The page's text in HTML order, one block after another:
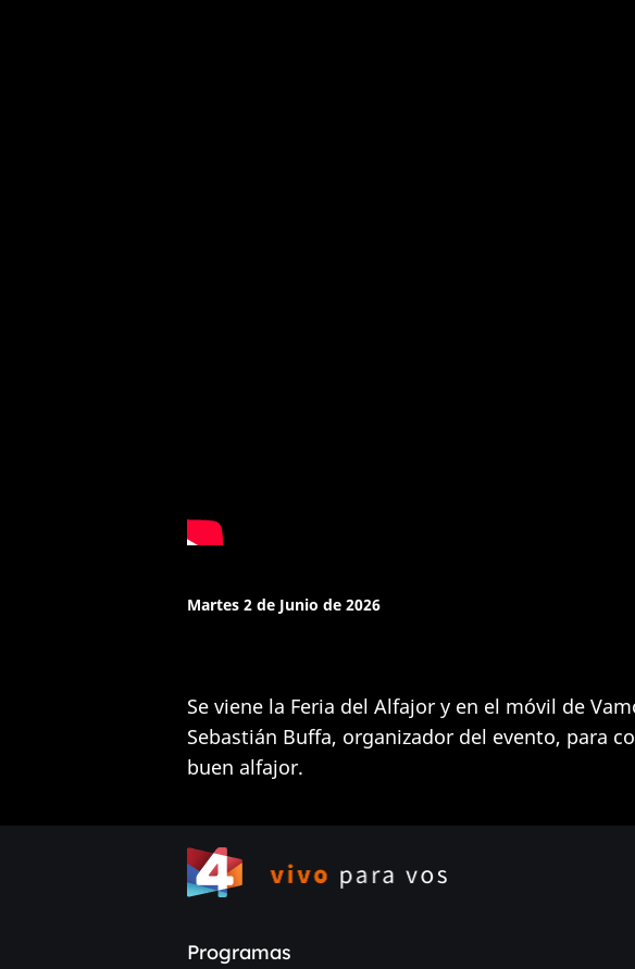
Martes 2 de Junio de 2026
Se viene la Feria del Alfajor y en el móvil de
Sebastián Buffa, organizador del evento, para
buen alfajor.
Programas